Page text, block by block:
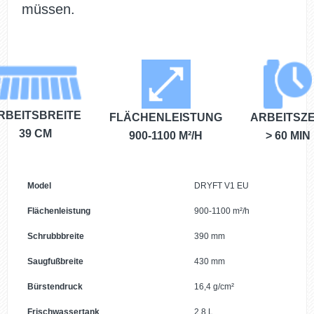
müssen.
39 CM
FLÄCHENLEISTUNG
900-1100 M²/H
> 60 MIN
Model DRYFT V1 EU
Flächenleistung 900-1100 m²/h
Schrubbbreite 390 mm
Saugfußbreite 430 mm
Bürstendruck 16,4 g/cm²
Frischwassertank 2,8 L